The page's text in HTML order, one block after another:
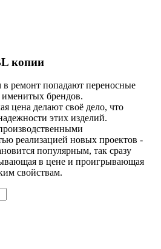
копии
ремонт попадают переносные
брендов.
цена делают своё дело, что
этих изделий.
реализацией новых проектов -
популярным, так сразу
в цене и проигрывающая
свойствам.